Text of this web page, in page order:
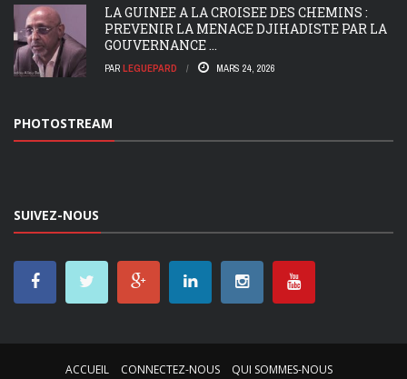
LA GUINEE A LA CROISEE DES CHEMINS :
PREVENIR LA MENACE DJIHADISTE PAR LA
GOUVERNANCE ...
PAR LEGUEPARD MARS 24, 2026
PHOTOSTREAM
SUIVEZ-NOUS
ACCUEIL CONNECTEZ-NOUS QUI SOMMES-NOUS